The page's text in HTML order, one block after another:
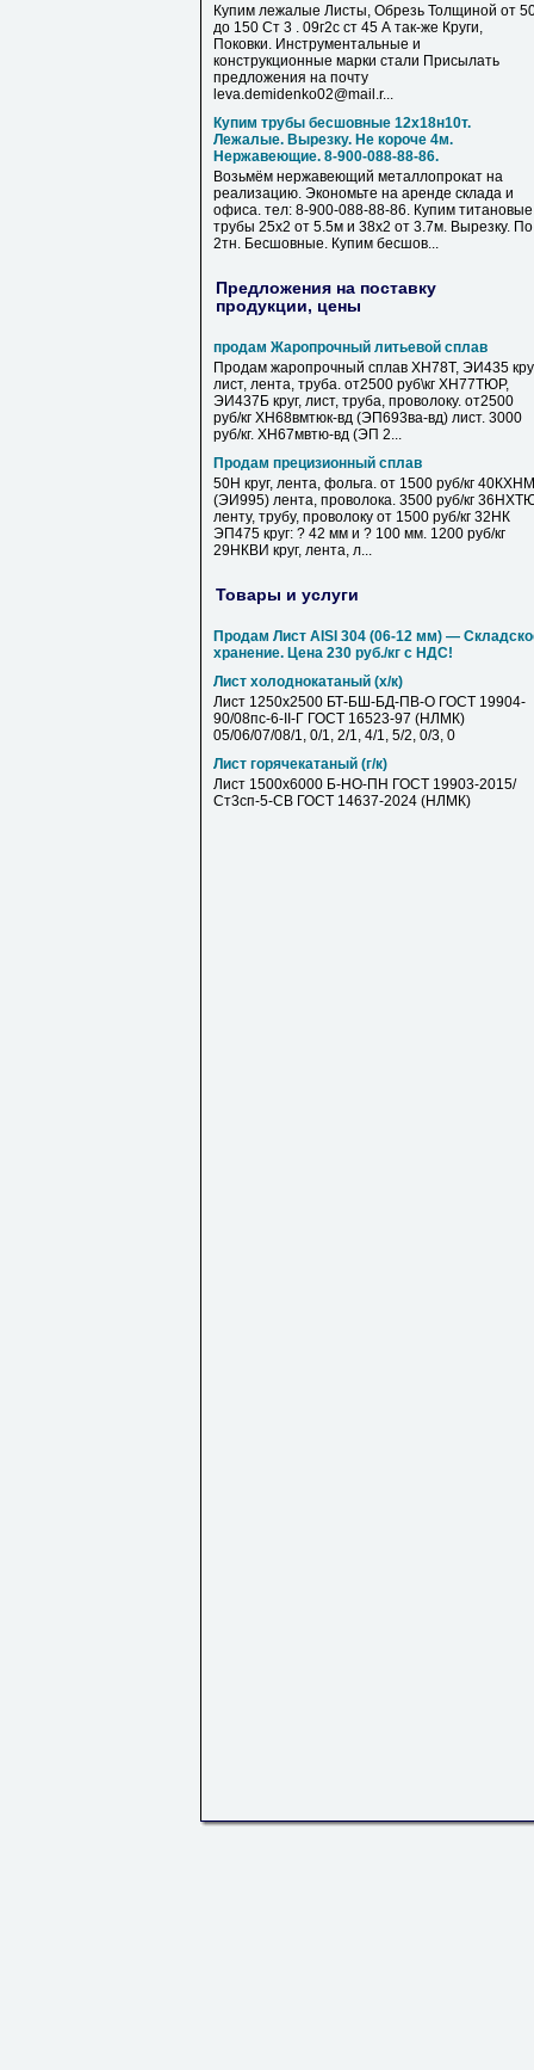
Купим лежалые Листы, Обрезь Толщиной от
до 150 Ст 3 . 09г2с ст 45 А так-же Круги,
Поковки. Инструментальные и
конструкционные марки стали Присылать
предложения на почту
leva.demidenko02@mail.r...
Купим трубы бесшовные 12х18н10т.
Лежалые. Вырезку. Не короче 4м.
Нержавеющие. 8-900-088-88-86.
Возьмём нержавеющий металлопрокат на
реализацию. Экономьте на аренде склада и
офиса. тел: 8-900-088-88-86. Купим титановые
трубы 25х2 от 5.5м и 38х2 от 3.7м. Вырезку. По
2тн. Бесшовные. Купим бесшов...
Предложения на поставку
продукции, цены
продам Жаропрочный литьевой сплав
Продам жаропрочный сплав ХН78Т, ЭИ435
лист, лента, труба. от2500 руб\кг ХН77ТЮР,
ЭИ437Б круг, лист, труба, проволоку. от2500
руб/кг ХН68вмтюк-вд (ЭП693ва-вд) лист. 3000
руб/кг. ХН67мвтю-вд (ЭП 2...
Продам прецизионный сплав
50Н круг, лента, фольга. от 1500 руб/кг 40КХНМ
(ЭИ995) лента, проволока. 3500 руб/кг
ленту, трубу, проволоку от 1500 руб/кг 32НК
ЭП475 круг: ? 42 мм и ? 100 мм. 1200 руб/кг
29НКВИ круг, лента, л...
Товары и услуги
Продам Лист AISI 304 (06-12 мм) —
хранение. Цена 230 руб./кг с НДС!
Лист холоднокатаный (х/к)
Лист 1250х2500 БТ-БШ-БД-ПВ-О ГОСТ 19904-
90/08пс-6-II-Г ГОСТ 16523-97 (НЛМК)
05/06/07/08/1, 0/1, 2/1, 4/1, 5/2, 0/3, 0
Лист горячекатаный (г/к)
Лист 1500х6000 Б-НО-ПН ГОСТ 19903-2015/
Ст3сп-5-СВ ГОСТ 14637-2024 (НЛМК)